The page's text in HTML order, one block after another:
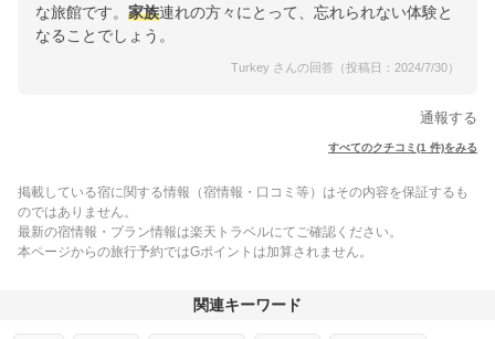
な旅館です。 家族連れの方々にとって、忘れられない体験と
なることでしょう。
Turkey さんの回答（投稿日：2024/7/30）
通報する
すべてのクチコミ(1 件)をみる
掲載している宿に関する情報（宿情報・口コミ等）はその内容を保証するも
のではありません。
最新の宿情報・プラン情報は楽天トラベルにてご確認ください。
本ページからの旅行予約ではGポイントは加算されません。
関連キーワード